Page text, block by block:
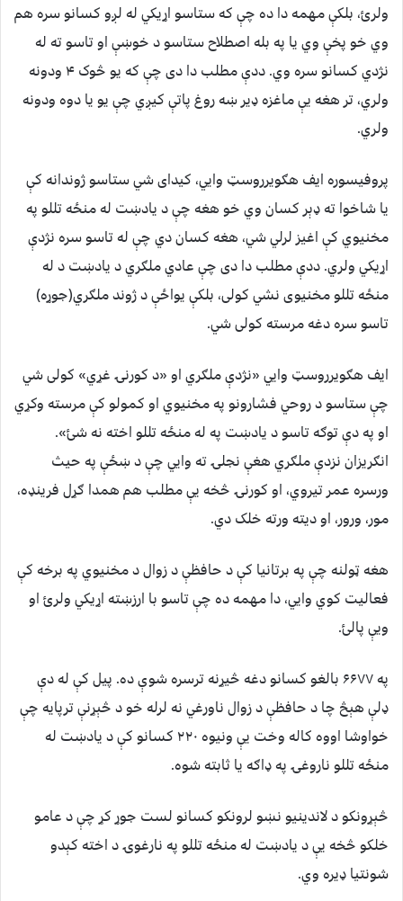
ولرئ، بلکې مهمه دا ده چې که ستاسو اړیکي له لږو کسانو سره هم
وي خو پخې وي یا په بله اصطلاح ستاسو د خوښې او تاسو ته له
نژدي کسانو سره وي. ددې مطلب دا دی چې که یو څوک ۴ ودونه
ولري، تر هغه یې ماغزه ډیر ښه روغ پاتې کیږي چې یو یا دوه ودونه
ولري.
پروفیسوره ایف هګویرروسټ وايي، کیدای شي ستاسو ژوندانه کې
یا شاخوا ته ډېر کسان وي خو هغه چې د یادښت له منځه تللو په
مخنیوي کې اغیز لرلي شي، هغه کسان دي چې له تاسو سره نژدې
اړیکي ولري. ددې مطلب دا دی چې عادي ملګري د یادښت د له
منځه تللو مخنیوی نشي کولی، بلکې یواځې د ژوند ملګري(جوړه)
تاسو سره دغه مرسته کولی شي.
ایف هګویرروسټ وايي «نژدې ملګري او «د کورنۍ غړي» کولی شي
چې ستاسو د روحي فشارونو په مخنیوي او کمولو کې مرسته وکړي
او په دې توګه تاسو د یادښت په له منځه تللو اخته نه شئ».
انګریزان نزدې ملګري هغې نجلۍ ته وایي چې د ښځې په حیث
ورسره عمر تیروي، او کورنۍ څخه یې مطلب هم همدا ګړل فرینډه،
مور، ورور، او دیته ورته خلک دي.
هغه ټولنه چې په برتانیا کې د حافظې د زوال د مخنیوي په برخه کې
فعالیت کوي وايي، دا مهمه ده چې تاسو با ارزښته اړیکي ولرئ او
ویې پالئ.
په ۶۶۷۷ بالغو کسانو دغه څیړنه ترسره شوې ده. پيل کې له دې
ډلې هېڅ چا د حافظې د زوال ناورغي نه لرله خو د څېړنې ترپایه چې
خواوشا اووه کاله وخت یې ونیوه ۲۲۰ کسانو کې د یادښت له
منځه تللو ناروغۍ په ډاګه یا ثابته شوه.
څېړونکو د لاندینیو نښو لرونکو کسانو لست جوړ کړ چې د عامو
خلکو څخه یې د یادښت له منځه تللو په نارغوۍ د اخته کېدو
شونتیا ډیره وي.